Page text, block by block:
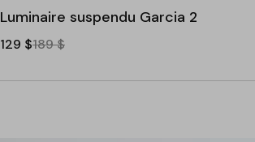
Luminaire suspendu Garcia 2
129 $189 $